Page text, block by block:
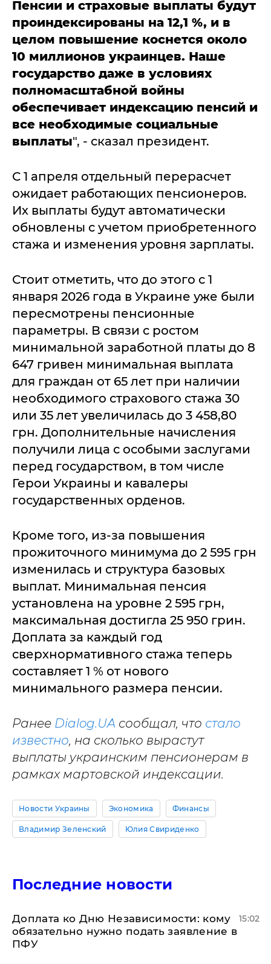
Пенсии и страховые выплаты будут
проиндексированы на 12,1 %, и в
целом повышение коснется около
10 миллионов украинцев. Наше
государство даже в условиях
полномасштабной войны
обеспечивает индексацию пенсий и
все необходимые социальные
выплаты", - сказал президент.
С 1 апреля отдельный перерасчет
ожидает работающих пенсионеров.
Их выплаты будут автоматически
обновлены с учетом приобретенного
стажа и изменения уровня зарплаты.
Стоит отметить, что до этого с 1
января 2026 года в Украине уже были
пересмотрены пенсионные
параметры. В связи с ростом
минимальной заработной платы до 8
647 гривен минимальная выплата
для граждан от 65 лет при наличии
необходимого страхового стажа 30
или 35 лет увеличилась до 3 458,80
грн. Дополнительные начисления
получили лица с особыми заслугами
перед государством, в том числе
Герои Украины и кавалеры
государственных орденов.
Кроме того, из-за повышения
прожиточного минимума до 2 595 грн
изменилась и структура базовых
выплат. Минимальная пенсия
установлена на уровне 2 595 грн,
максимальная достигла 25 950 грин.
Доплата за каждый год
сверхнормативного стажа теперь
составляет 1 % от нового
минимального размера пенсии.
Ранее Dialog.UA сообщал, что стало
известно, на сколько вырастут
выплаты украинским пенсионерам в
рамках мартовской индексации.
Новости Украины Экономика Финансы
Владимир Зеленский Юлия Свириденко
Последние новости
Доплата ко Дню Независимости: кому
обязательно нужно подать заявление в
ПФУ
15:02